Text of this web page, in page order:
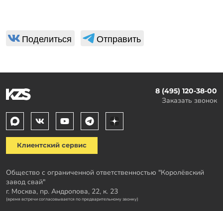
Поделиться Отправить
8 (495) 120-38-00
Заказать звонок
Клиентский сервис
Общество с ограниченной ответственностью "Королёвский
завод свай"
г. Москва, пр. Андропова, 22, к. 23
(время встречи согласовывается по предварительному звонку)